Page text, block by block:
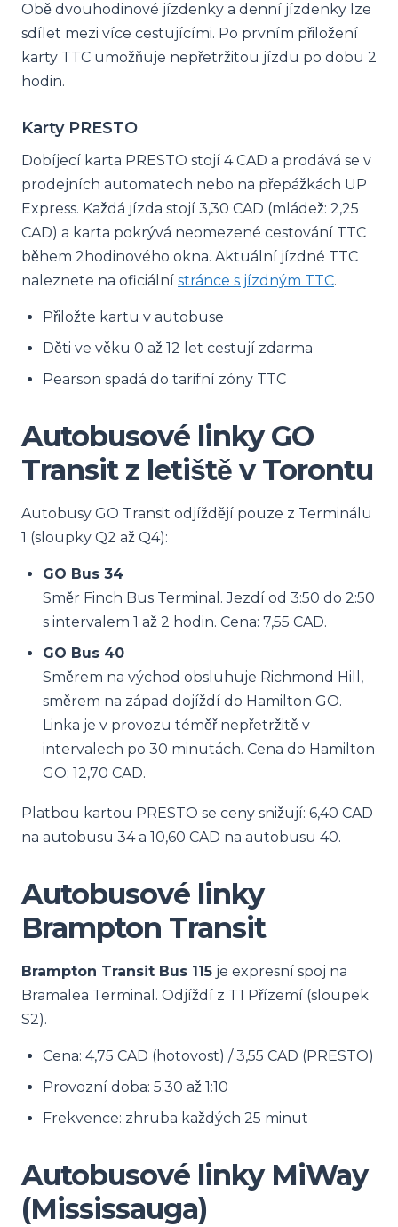
Obě dvouhodinové jízdenky a denní jízdenky lze
sdílet mezi více cestujícími. Po prvním přiložení
karty TTC umožňuje nepřetržitou jízdu po dobu 2
hodin.
Karty PRESTO
Dobíjecí karta PRESTO stojí 4 CAD a prodává se v
prodejních automatech nebo na přepážkách UP
Express. Každá jízda stojí 3,30 CAD (mládež: 2,25
CAD) a karta pokrývá neomezené cestování TTC
během 2hodinového okna. Aktuální jízdné TTC
naleznete na oficiální stránce s jízdným TTC.
Přiložte kartu v autobuse
Děti ve věku 0 až 12 let cestují zdarma
Pearson spadá do tarifní zóny TTC
Autobusové linky GO
Transit z letiště v Torontu
Autobusy GO Transit odjíždějí pouze z Terminálu
1 (sloupky Q2 až Q4):
GO Bus 34
Směr Finch Bus Terminal. Jezdí od 3:50 do 2:50
s intervalem 1 až 2 hodin. Cena: 7,55 CAD.
GO Bus 40
Směrem na východ obsluhuje Richmond Hill,
směrem na západ dojíždí do Hamilton GO.
Linka je v provozu téměř nepřetržitě v
intervalech po 30 minutách. Cena do Hamilton
GO: 12,70 CAD.
Platbou kartou PRESTO se ceny snižují: 6,40 CAD
na autobusu 34 a 10,60 CAD na autobusu 40.
Autobusové linky
Brampton Transit
Brampton Transit Bus 115 je expresní spoj na
Bramalea Terminal. Odjíždí z T1 Přízemí (sloupek
S2).
Cena: 4,75 CAD (hotovost) / 3,55 CAD (PRESTO)
Provozní doba: 5:30 až 1:10
Frekvence: zhruba každých 25 minut
Autobusové linky MiWay
(Mississauga)